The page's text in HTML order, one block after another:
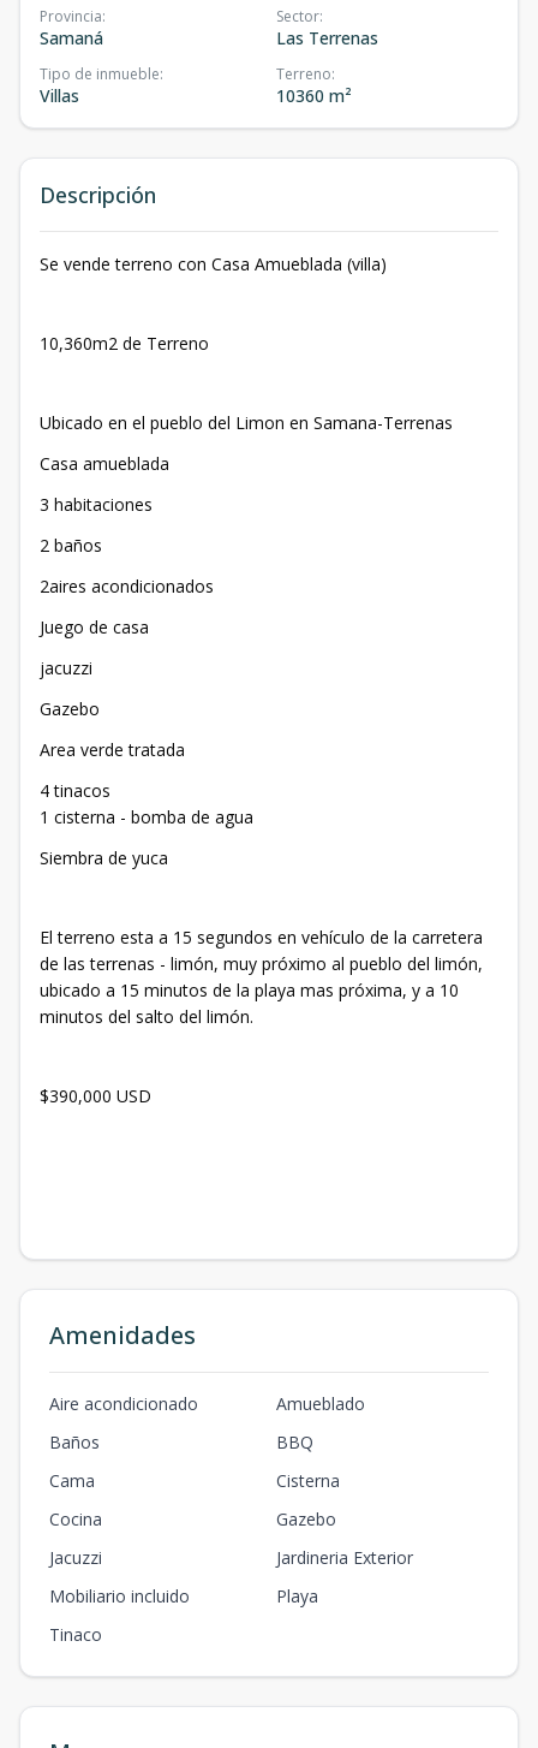
Provincia:
Samaná
Sector:
Las Terrenas
Tipo de inmueble:
Villas
Terreno:
10360 m²
Descripción
Se vende terreno con Casa Amueblada (villa)
10,360m2 de Terreno
Ubicado en el pueblo del Limon en Samana-Terrenas
Casa amueblada
3 habitaciones
2 baños
2aires acondicionados
Juego de casa
jacuzzi
Gazebo
Area verde tratada
4 tinacos
1 cisterna - bomba de agua
Siembra de yuca
El terreno esta a 15 segundos en vehículo de la carretera
de las terrenas - limón, muy próximo al pueblo del limón,
ubicado a 15 minutos de la playa mas próxima, y a 10
minutos del salto del limón.
$390,000 USD
Amenidades
Aire acondicionado
Amueblado
Baños
BBQ
Cama
Cisterna
Cocina
Gazebo
Jacuzzi
Jardineria Exterior
Mobiliario incluido
Playa
Tinaco